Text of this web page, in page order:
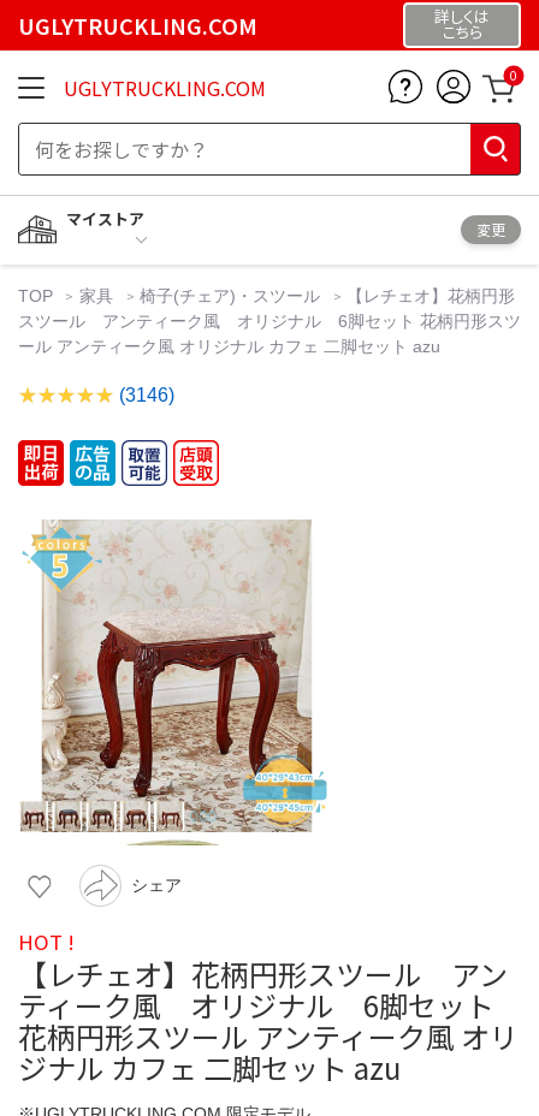
UGLYTRUCKLING.COM 詳しくは
こちら
UGLYTRUCKLING.COM 0
マイストア
変更
TOP 家具 椅子(チェア)・スツール
【レチェオ】花柄円形
スツール アンティーク風 オリジナル 6脚セット 花柄円形スツ
ール アンティーク風 オリジナル カフェ 二脚セット azu
(3146)
シェア
HOT !
【レチェオ】花柄円形スツール アン
ティーク風 オリジナル 6脚セット
花柄円形スツール アンティーク風 オリ
ジナル カフェ 二脚セット azu